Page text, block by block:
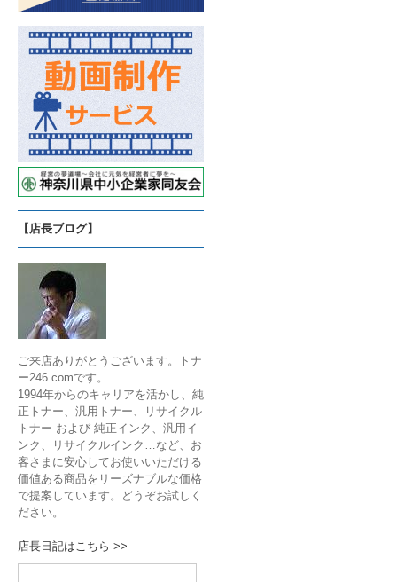
【店長ブログ】
ご来店ありがとうございます。トナ
ー246.comです。
1994年からのキャリアを活かし、純
正トナー、汎用トナー、リサイクル
トナー および 純正インク、汎用イ
ンク、リサイクルインク…など、お
客さまに安心してお使いいただける
価値ある商品をリーズナブルな価格
で提案しています。どうぞお試しく
ださい。
店長日記はこちら >>